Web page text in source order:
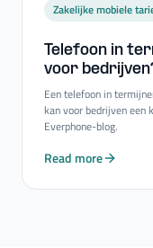
Zakelijke mobiele
Telefoon in
voor
Een telefoon in
kan voor bedrijven een
Everphone-blog.
Read more